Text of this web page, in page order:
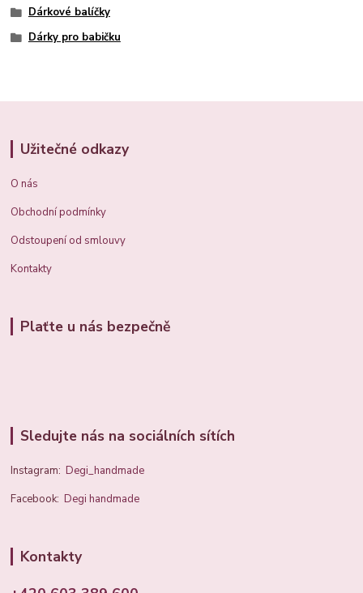
Dárkové balíčky
Dárky pro babičku
Užitečné odkazy
O nás
Obchodní podmínky
Odstoupení od smlouvy
Kontakty
Plaťte u nás bezpečně
Sledujte nás na sociálních sítích
Instagram:Degi_handmade
Facebook:Degi handmade
Kontakty